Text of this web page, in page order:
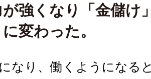
強くなり「金儲け
変わった。
なり、働くようになる